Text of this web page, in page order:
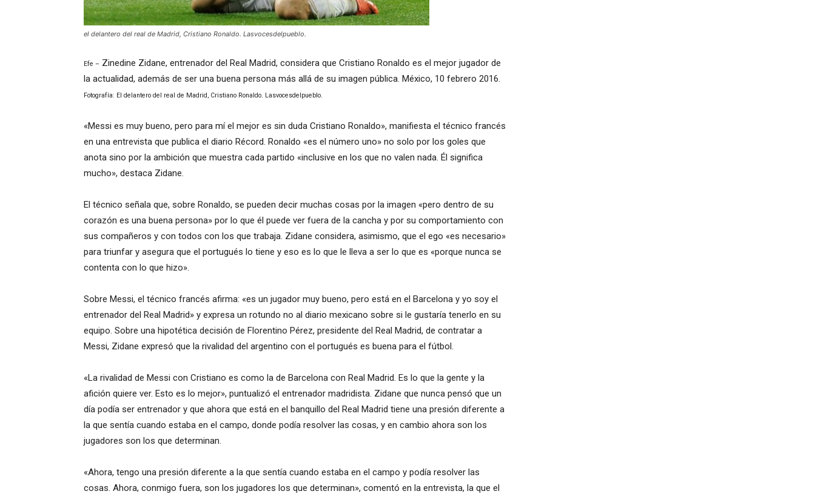
el delantero del real de Madrid, Cristiano Ronaldo. Lasvocesdelpueblo.
Efe – Zinedine Zidane, entrenador del Real Madrid, considera que Cristiano Ronaldo es el mejor jugador de
la actualidad, además de ser una buena persona más allá de su imagen pública. México, 10 febrero 2016.
Fotografía: El delantero del real de Madrid, Cristiano Ronaldo. Lasvocesdelpueblo.
«Messi es muy bueno, pero para mí el mejor es sin duda Cristiano Ronaldo», manifiesta el técnico francés
en una entrevista que publica el diario Récord. Ronaldo «es el número uno» no solo por los goles que
anota sino por la ambición que muestra cada partido «inclusive en los que no valen nada. Él significa
mucho», destaca Zidane.
El técnico señala que, sobre Ronaldo, se pueden decir muchas cosas por la imagen «pero dentro de su
corazón es una buena persona» por lo que él puede ver fuera de la cancha y por su comportamiento con
sus compañeros y con todos con los que trabaja. Zidane considera, asimismo, que el ego «es necesario»
para triunfar y asegura que el portugués lo tiene y eso es lo que le lleva a ser lo que es «porque nunca se
contenta con lo que hizo».
Sobre Messi, el técnico francés afirma: «es un jugador muy bueno, pero está en el Barcelona y yo soy el
entrenador del Real Madrid» y expresa un rotundo no al diario mexicano sobre si le gustaría tenerlo en su
equipo. Sobre una hipotética decisión de Florentino Pérez, presidente del Real Madrid, de contratar a
Messi, Zidane expresó que la rivalidad del argentino con el portugués es buena para el fútbol.
«La rivalidad de Messi con Cristiano es como la de Barcelona con Real Madrid. Es lo que la gente y la
afición quiere ver. Esto es lo mejor», puntualizó el entrenador madridista. Zidane que nunca pensó que un
día podía ser entrenador y que ahora que está en el banquillo del Real Madrid tiene una presión diferente a
la que sentía cuando estaba en el campo, donde podía resolver las cosas, y en cambio ahora son los
jugadores son los que determinan.
«Ahora, tengo una presión diferente a la que sentía cuando estaba en el campo y podía resolver las
cosas. Ahora, conmigo fuera, son los jugadores los que determinan», comentó en la entrevista, la que el